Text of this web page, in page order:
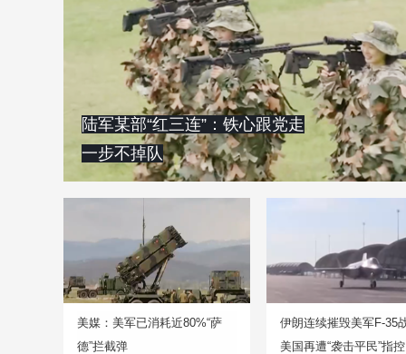
陆军某部“红三连”：铁心跟党走
一步不掉队
美媒：美军已消耗近80%“萨
德”拦截弹
伊朗连续摧毁美军F-35
美国再遭“袭击平民”指控